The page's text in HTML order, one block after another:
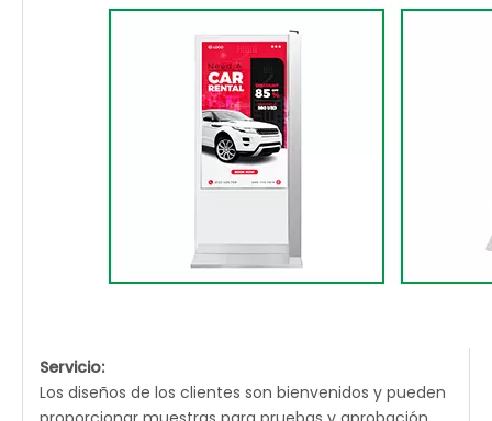
Servicio:
Los diseños de los clientes son bienvenidos y pueden